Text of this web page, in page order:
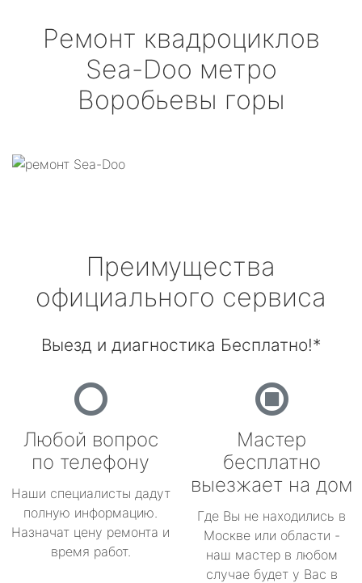
Ремонт квадроциклов
Sea-Doo метро
Воробьевы горы
Преимущества
официального сервиса
Выезд и диагностика Бесплатно!*
Любой вопрос
по телефону
Наши специалисты дадут
полную информацию.
Назначат цену ремонта и
время работ.
Мастер
бесплатно
выезжает на дом
Где Вы не находились в
Москве или области -
наш мастер в любом
случае будет у Вас в